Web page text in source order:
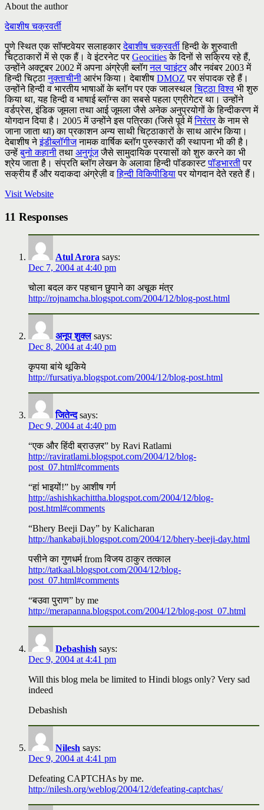
About the author
देबाशीष चक्रवर्ती
पुणे स्थित एक सॉफ्टवेयर सलाहकारदेबाशीष चक्रवर्तीहिन्दी के शुरुवाती
चिट्ठाकारों में से एक हैं। वे इंटरनेट परGeocitiesके दिनों से सक्रिय रहे हैं,
उन्होंने अक्टूबर 2002 में अपना अंग्रेज़ी ब्लॉगनल प्वाइंटरऔर नवंबर 2003 में
हिन्दी चिट्ठानुक्ताचीनी आरंभ किया। देबाशीष DMOZ पर संपादक रहे हैं।
उन्होंने हिन्दी व भारतीय भाषाओं के ब्लॉग पर एक जालस्थलचिट्ठा विश्व भी शुरु
किया था, यह हिन्दी व भाषाई ब्लॉग्स का सबसे पहला एग्रीगेटर था। उन्होंने
वर्डप्रेस, इंडिक जूमला तथा आई जूमला जैसे अनेक अनुप्रयोगों के हिन्दीकरण में
योगदान दिया है। 2005 में उन्होंने इस पत्रिका (जिसे पूर्व मेंनिरंतरके नाम से
जाना जाता था) का प्रकाशन अन्य साथी चिट्ठाकारों के साथ आरंभ किया।
देबाशीष नेइंडीब्लॉगीजनामक वार्षिक ब्लॉग पुरुस्कारों की स्थापना भी की है।
उन्हेंबुनो कहानीतथा अनुगूंजजैसे सामुदायिक प्रयासों को शुरु करने का भी
श्रेय जाता है। संप्रति ब्लॉग लेखन के अलावा हिन्दी पॉडकास्टपॉडभारतीपर
सक्रीय हैं और यदाकदा अंग्रेज़ी वहिन्दी विकिपीडियापर योगदान देते रहते हैं।
Visit Website
11 Responses
Atul Arora says:
Dec 7, 2004 at 4:40 pm
चोला बदल कर पहचान छुपाने का अचूक मंत्र
http://rojnamcha.blogspot.com/2004/12/blog-post.html
अनूप शुक्ल says:
Dec 8, 2004 at 4:40 pm
कृपया बांये थूकिये
http://fursatiya.blogspot.com/2004/12/blog-post.html
जितेन्द says:
Dec 9, 2004 at 4:40 pm
“एक और हिंदी ब्राउज़र” by Ravi Ratlami
http://raviratlami.blogspot.com/2004/12/blog-
post_07.html#comments
“हां भाइयों!” by आशीष गर्ग
http://ashishkachittha.blogspot.com/2004/12/blog-
post.html#comments
“Bhery Beeji Day” by Kalicharan
http://hankabaji.blogspot.com/2004/12/bhery-beeji-day.html
पसीने का गुणधर्म from विजय ठाकुर तत्काल
http://tatkaal.blogspot.com/2004/12/blog-
post_07.html#comments
“बउवा पुराण” by me
http://merapanna.blogspot.com/2004/12/blog-post_07.html
Debashish says:
Dec 9, 2004 at 4:41 pm
Will this blog mela be limited to Hindi blogs only? Very sad
indeed
Debashish
Nilesh says:
Dec 9, 2004 at 4:41 pm
Defeating CAPTCHAs by me.
http://nilesh.org/weblog/2004/12/defeating-captchas/